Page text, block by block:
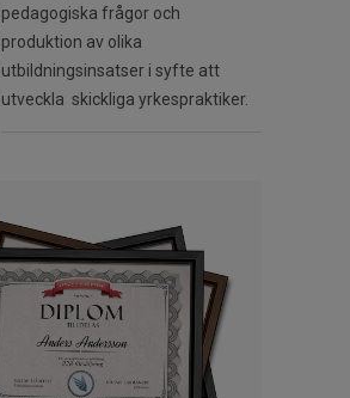
pedagogiska frågor och
produktion av olika
utbildningsinsatser i syfte att
utveckla skickliga yrkespraktiker.